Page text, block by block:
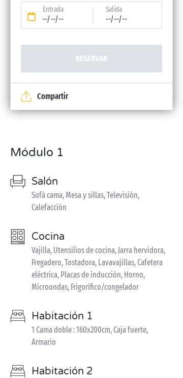
Entrada
--/--/--
Salida
--/--/--
RESERVAR
Compartir
Módulo 1
Salón
Sofá cama, Mesa y sillas, Televisión,
Calefacción
Cocina
Vajilla, Utensilios de cocina, Jarra hervidora,
Fregadero, Tostadora, Lavavajillas, Cafetera
eléctrica, Placas de inducción, Horno,
Microondas, Frigorífico/congelador
Habitación 1
1 Cama doble : 160x200cm, Caja fuerte,
Armario
Habitación 2